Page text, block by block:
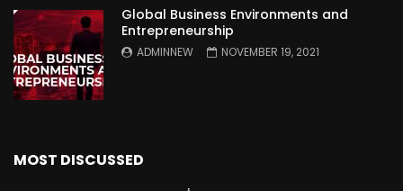
Global Business Environments and
Entrepreneurship
ADMINNEW NOVEMBER 19, 2021
MOST DISCUSSED